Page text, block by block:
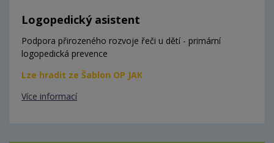
Logopedický asistent
Podpora přirozeného rozvoje řeči u dětí - primární
logopedická prevence
Lze hradit ze Šablon OP JAK
Více informací